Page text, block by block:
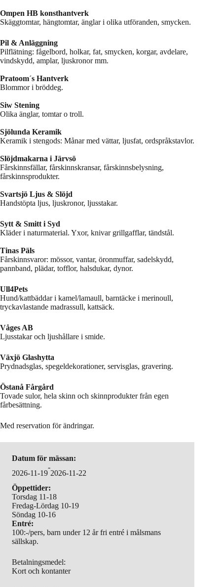
Ompen HB konsthantverk
Skäggtomtar, hängtomtar, änglar i olika utföranden, smycken.
Pil & Anläggning
Pilflätning: fågelbord, holkar, fat, smycken, korgar, avdelare,
vindskydd, amplar, ljuskronor mm.
Pratoom´s Hantverk
Blommor i bröddeg.
Siw Stening
Olika änglar, tomtar o troll.
Sjölunda Keramik
Keramik i stengods: Månar med vättar, ljusfat, ordspråkstavlor.
Slöjdmakarna i Järvsö
Fårskinnsfällar, fårskinnskransar, fårskinnsbelysning,
fårskinnsprodukter.
Svartsjö Ljus & Slöjd
Handstöpta ljus, ljuskronor, ljusstakar.
Sytt & Smitt i Syd
Kläder i naturmaterial. Yxor, knivar grillgafflar, tändstål.
Tinas Päls
Fårskinnsvaror: mössor, vantar, öronmuffar, sadelskydd,
pannband, plädar, tofflor, halsdukar, dynor.
Ull4Pets
Hund/kattbäddar i kamel/lamaull, barntäcke i merinoull,
tryckavlastande madrassull, kattsäck.
Våges AB
Ljusstakar och ljushållare i smide.
Växjö Glashytta
Prydnadsglas, spegeldekorationer, servisglas, gravering.
Östanå Fårgård
Tovade sulor, hela skinn och skinnprodukter från egen
fårbesättning.
Med reservation för ändringar.
Datum för mässan:
2026-11-19
-
2026-11-22
Öppettider:
Torsdag 11-18
Fredag-Lördag 10-19
Söndag 10-16
Entré:
100:-/pers, barn under 12 år fri entré i målsmans
sällskap.
Betalningsmedel:
Kort och kontanter